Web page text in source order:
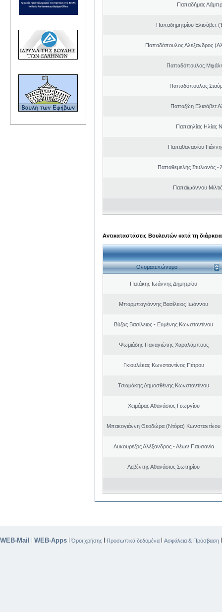
Παπαδήμας
Παπαδημητρίου Ελισάβετ
Παπαδόπουλος Αλέξανδρος
Παπαδόπουλος
Παπαδόπουλος
Παπαζώη Ελισάβετ
Παπαηλίας Ηλίας
Παπαθανασίου
Παπαθεμελής Στυλιανός -
Παπαϊωάννου
Αντικαταστάσεις Βουλευτών κατά τη
Ονοματεπώνυμο
Πατάκης Ιωάννης Δημητρίου
Μπαρμπαγιάννης Βασίλειος Ιωάννου
Βύζας Βασίλειος - Ευμένης Κωνσταντίνου
Ψωμιάδης Παναγιώτης Χαραλάμπους
Γκιουλέκας Κωνσταντίνος Πέτρου
Τσιαμάκης Δημοσθένης Κωνσταντίνου
Χειμάρας Αθανάσιος Γεωργίου
Μπακογιάννη Θεοδώρα (Ντόρα) Κωνσταντίνου
Λυκουρέζος Αλέξανδρος - Λέων Παυσανία
Λεβέντης Αθανάσιος Σωτηρίου
WEB-Mail | WEB-Apps |Όροι χρήσης | Προσωπικά δεδομένα | Ασφάλεια & Πρόσβαση